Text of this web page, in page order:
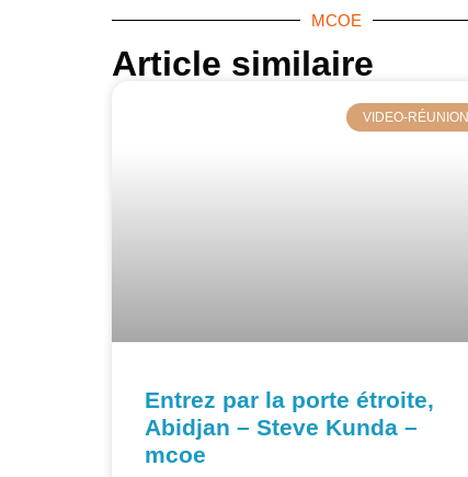
MCOE
Article similaire​
VIDEO-RÉUNION
Entrez par la porte étroite,
Abidjan – Steve Kunda –
mcoe